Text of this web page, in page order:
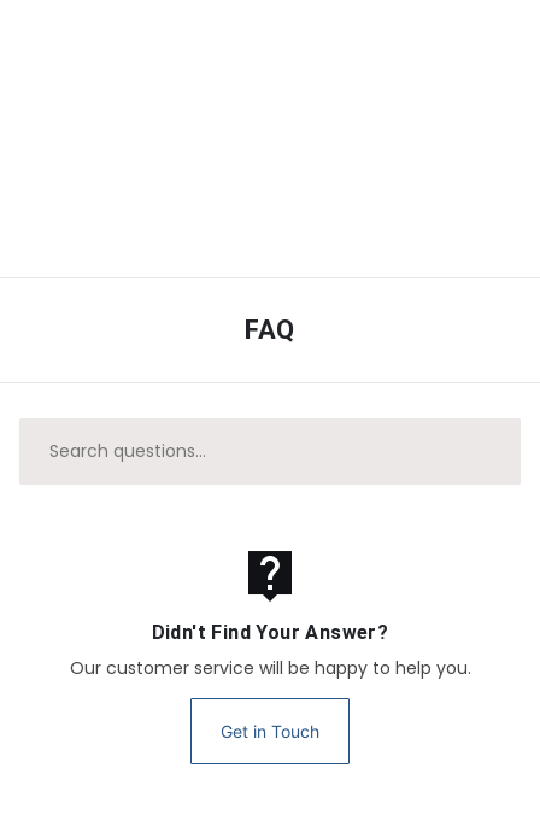
FAQ
live_help
Didn't Find Your Answer?
Our customer service will be happy to help you.
Get in Touch